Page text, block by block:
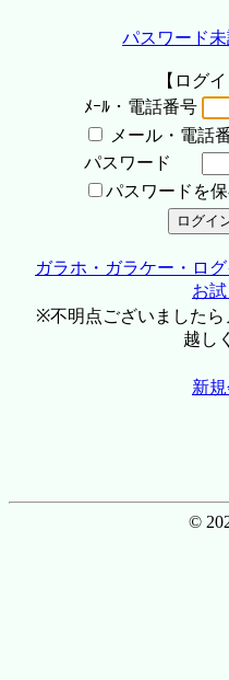
パスワード
【ログ
ﾒｰﾙ・電話番号
メール・電話
パスワード
パスワードを
ガラホ・ガラケー・ロ
お
※不明点ございました
越し
新
©